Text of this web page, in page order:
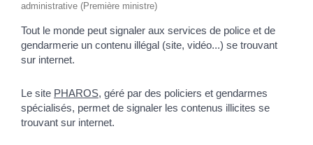
administrative (Première ministre)
Tout le monde peut signaler aux services de police et de
gendarmerie un contenu illégal (site, vidéo...) se trouvant
sur internet.
Le site PHAROS, géré par des policiers et gendarmes
spécialisés, permet de signaler les contenus illicites se
trouvant sur internet.